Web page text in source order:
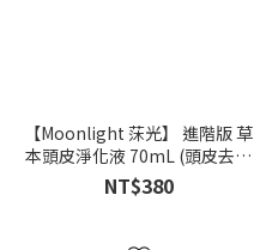
【Moonlight 莯光】 進階版 草
本頭皮淨化液 70mL (頭皮去角
質)
NT$380